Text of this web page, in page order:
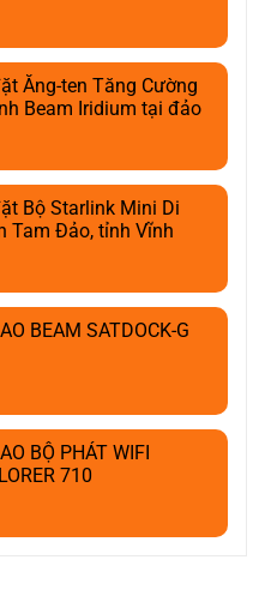
Ăng-ten Tăng Cường
Beam Iridium tại đảo
Bộ Starlink Mini Di
Tam Đảo, tỉnh Vĩnh
BEAM SATDOCK-G
BỘ PHÁT WIFI
710